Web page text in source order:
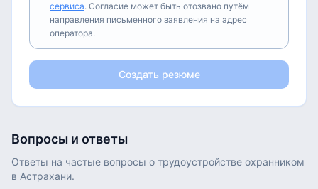
сервиса. Согласие может быть отозвано путём
направления письменного заявления на адрес
оператора.
Создать резюме
Вопросы и ответы
Ответы на частые вопросы о трудоустройстве охранником
в Астрахани.